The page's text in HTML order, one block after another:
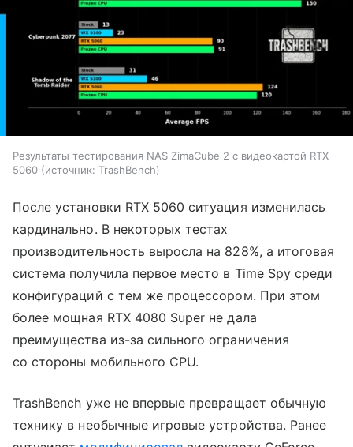
Результаты тестирования NAS ZimaCube 2 с видеокартой RTX
5060
источник: TrashBench
После установки RTX 5060 ситуация изменилась
кардинально. В некоторых тестах
производительность выросла на 828%, а итоговая
система получила первое место в Time Spy среди
конфигураций с тем же процессором. При этом
более мощная RTX 4080 Super не дала
преимущества из-за сильного ограничения
со стороны мобильного CPU.
TrashBench уже не впервые превращает обычную
технику в необычные игровые устройства. Ранее